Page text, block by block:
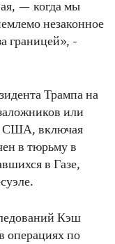
— когда мы
незаконное
границей», -
Трампа на
или
США, включая
в тюрьму в
в Газе,
Кэш
операциях по